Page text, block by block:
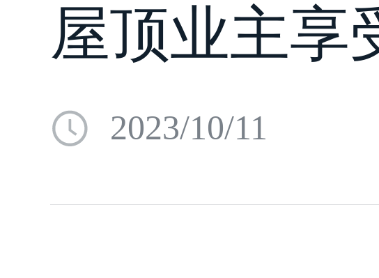
屋顶业主享
2023/10/11